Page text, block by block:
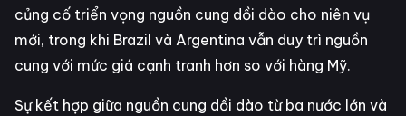
củng cố triển vọng nguồn cung dồi dào cho niên vụ
mới, trong khi Brazil và Argentina vẫn duy trì nguồn
cung với mức giá cạnh tranh hơn so với hàng Mỹ.
Sự kết hợp giữa nguồn cung dồi dào từ ba nước lớn và